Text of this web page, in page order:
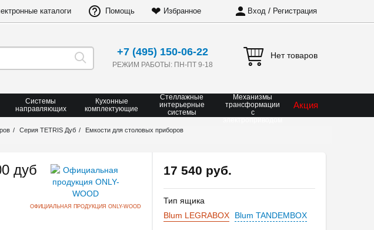
каталоги Помощь ❤ Избранное Вход / Регистрация
+7 (495) 150-06-22
РЕЖИМ РАБОТЫ: ПН-ПТ 9-18
Нет товаров
Системы
направляющих
Кухонные
комплектующие
Стеллажные
интерьерные
системы
Механизмы
трансформации
с
Акция
Серия TETRIS Дуб
Емкости для столовых приборов
дуб
ОФИЦИАЛЬНАЯ ПРОДУКЦИЯ ONLY-WOOD
17 540 руб.
Тип ящика
Blum LEGRABOX
Blum TANDEMBOX